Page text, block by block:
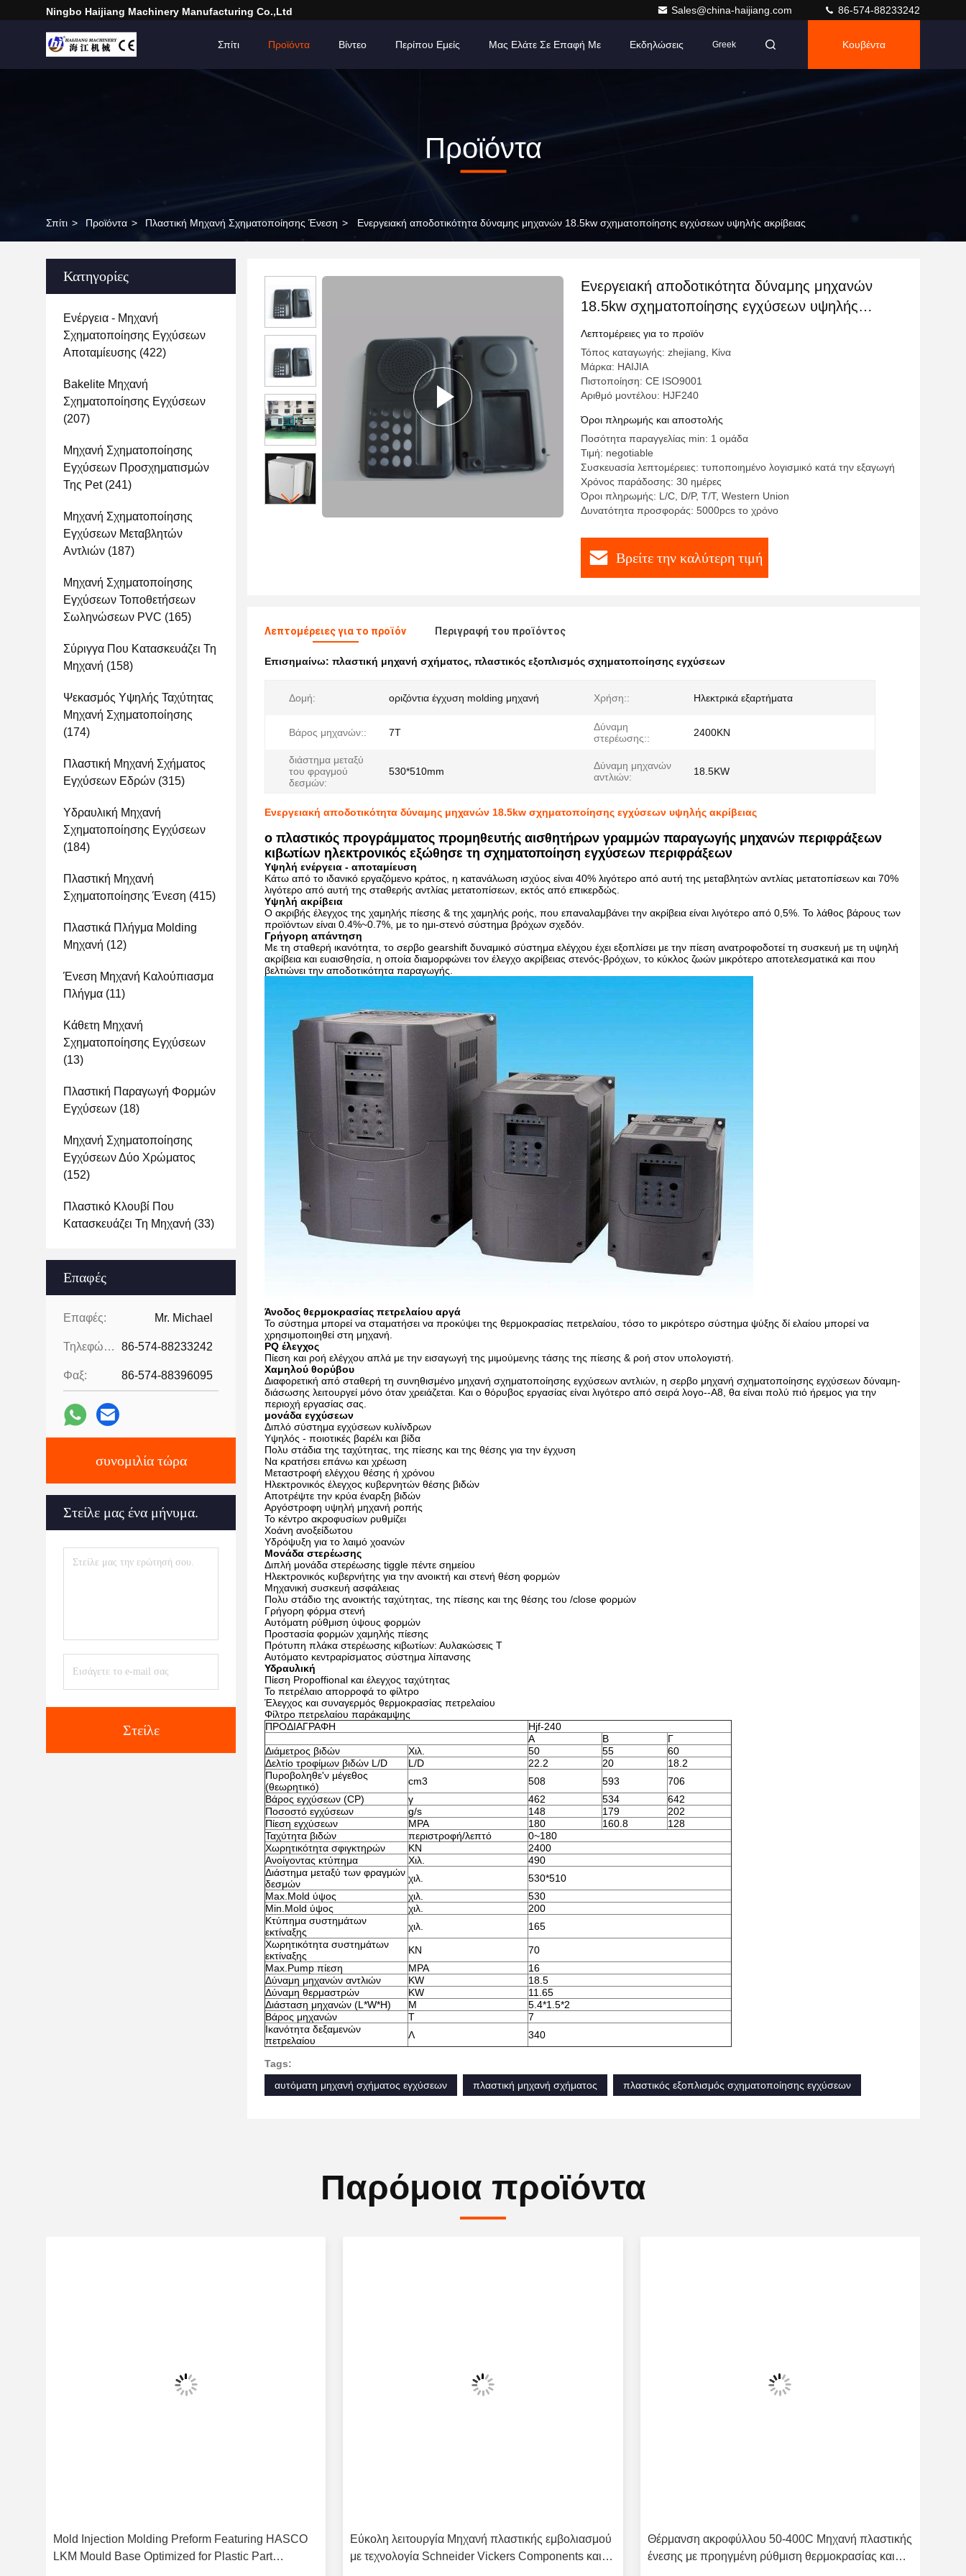
Ningbo Haijiang Machinery Manufacturing Co.,Ltd Sales@china-haijiang.com 86-574-88233242
Σπίτι Προϊόντα Βίντεο Περίπου Εμείς Μας Ελάτε Σε Επαφή Με Εκδηλώσεις Greek Κουβέντα
Προϊόντα
Σπίτι > Προϊόντα > Πλαστική Μηχανή Σχηματοποίησης Ένεση > Ενεργειακή αποδοτικότητα δύναμης μηχανών 18.5kw σχηματοποίησης εγχύσεων υψηλής ακρίβειας
Κατηγορίες
Ενέργεια - Μηχανή
Σχηματοποίησης Εγχύσεων
Αποταμίευσης (422)
Bakelite Μηχανή
Σχηματοποίησης Εγχύσεων
(207)
Μηχανή Σχηματοποίησης
Εγχύσεων Προσχηματισμών
Της Pet(241)
Μηχανή Σχηματοποίησης
Εγχύσεων Μεταβλητών
Αντλιών (187)
Μηχανή Σχηματοποίησης
Εγχύσεων Τοποθετήσεων
Σωληνώσεων PVC (165)
Σύριγγα Που Κατασκευάζει Τη
Μηχανή (158)
Ψεκασμός Υψηλής Ταχύτητας
Μηχανή Σχηματοποίησης
(174)
Πλαστική Μηχανή Σχήματος
Εγχύσεων Εδρών (315)
Υδραυλική Μηχανή
Σχηματοποίησης Εγχύσεων
(184)
Πλαστική Μηχανή
Σχηματοποίησης Ένεση (415)
Πλαστικά Πλήγμα Molding
Μηχανή (12)
Ένεση Μηχανή Καλούπιασμα
Πλήγμα (11)
Κάθετη Μηχανή
Σχηματοποίησης Εγχύσεων
(13)
Πλαστική Παραγωγή Φορμών
Εγχύσεων (18)
Μηχανή Σχηματοποίησης
Εγχύσεων Δύο Χρώματος
(152)
Πλαστικό Κλουβί Που
Κατασκευάζει Τη Μηχανή (33)
Επαφές
Επαφές: Mr. Michael
Τηλεφώνημα: 86-574-88233242
Φαξ: 86-574-88396095
συνομιλία τώρα
Στείλε μας ένα μήνυμα.
Στείλε
Ενεργειακή αποδοτικότητα δύναμης μηχανών
18.5kw σχηματοποίησης εγχύσεων υψηλής
ακρίβειας
Λεπτομέρειες για το προϊόν
Τόπος καταγωγής: zhejiang, Κίνα
Μάρκα: HAIJIA
Πιστοποίηση: CE ISO9001
Αριθμό μοντέλου: HJF240
Όροι πληρωμής και αποστολής
Ποσότητα παραγγελίας min: 1 ομάδα
Τιμή: negotiable
Συσκευασία λεπτομέρειες: τυποποιημένο λογισμικό κατά την εξαγωγή
Χρόνος παράδοσης: 30 ημέρες
Όροι πληρωμής: L/C, D/P, T/T, Western Union
Δυνατότητα προσφοράς: 5000pcs το χρόνο
Βρείτε την καλύτερη τιμή
Λεπτομέρειες για το προϊόν Περιγραφή του προϊόντος
Επισημαίνω: πλαστική μηχανή σχήματος, πλαστικός εξοπλισμός σχηματοποίησης εγχύσεων
Δομή: οριζόντια έγχυση molding μηχανή Χρήση:: Ηλεκτρικά εξαρτήματα
Βάρος μηχανών:: 7T
Δύναμη
στερέωσης::
2400KN
διάστημα μεταξύ
του φραγμού
δεσμών:
530*510mm
Δύναμη μηχανών
αντλιών:
18.5KW
Ενεργειακή αποδοτικότητα δύναμης μηχανών 18.5kw σχηματοποίησης εγχύσεων υψηλής ακρίβειας
ο πλαστικός προγράμματος προμηθευτής αισθητήρων γραμμών παραγωγής μηχανών περιφράξεων
κιβωτίων ηλεκτρονικός εξώθησε τη σχηματοποίηση εγχύσεων περιφράξεων
Υψηλή ενέργεια - αποταμίευση
Κάτω από το ιδανικό εργαζόμενο κράτος, η κατανάλωση ισχύος είναι 40% λιγότερο από αυτή της μεταβλητών αντλίας μετατοπίσεων και 70%
λιγότερο από αυτή της σταθερής αντλίας μετατοπίσεων, εκτός από επικερδώς.
Υψηλή ακρίβεια
Ο ακριβής έλεγχος της χαμηλής πίεσης & της χαμηλής ροής, που επαναλαμβάνει την ακρίβεια είναι λιγότερο από 0,5%. Το λάθος βάρους των
προϊόντων είναι 0.4%~0.7%, με το ημι-στενό σύστημα βρόχων σχεδόν.
Γρήγορη απάντηση
Με τη σταθερή ικανότητα, το σερβο gearshift δυναμικό σύστημα ελέγχου έχει εξοπλίσει με την πίεση ανατροφοδοτεί τη συσκευή με τη υψηλή
ακρίβεια και ευαισθησία, η οποία διαμορφώνει τον έλεγχο ακρίβειας στενός-βρόχων, το κύκλος ζωών μικρότερο αποτελεσματικά και που
βελτιώνει την αποδοτικότητα παραγωγής.
Άνοδος θερμοκρασίας πετρελαίου αργά
Το σύστημα μπορεί να σταματήσει να προκύψει της θερμοκρασίας πετρελαίου, τόσο το μικρότερο σύστημα ψύξης δί ελαίου μπορεί να
χρησιμοποιηθεί στη μηχανή.
PQ έλεγχος
Πίεση και ροή ελέγχου απλά με την εισαγωγή της μιμούμενης τάσης της πίεσης & ροή στον υπολογιστή.
Χαμηλού θορύβου
Διαφορετική από σταθερή τη συνηθισμένο μηχανή σχηματοποίησης εγχύσεων αντλιών, η σερβο μηχανή σχηματοποίησης εγχύσεων δύναμη-
διάσωσης λειτουργεί μόνο όταν χρειάζεται. Και ο θόρυβος εργασίας είναι λιγότερο από σειρά λογο--A8, θα είναι πολύ πιό ήρεμος για την
περιοχή εργασίας σας.
μονάδα εγχύσεων
Διπλό σύστημα εγχύσεων κυλίνδρων
Υψηλός - ποιοτικές βαρέλι και βίδα
Πολυ στάδια της ταχύτητας, της πίεσης και της θέσης για την έγχυση
Να κρατήσει επάνω και χρέωση
Μεταστροφή ελέγχου θέσης ή χρόνου
Ηλεκτρονικός έλεγχος κυβερνητών θέσης βιδών
Αποτρέψτε την κρύα έναρξη βιδών
Αργόστροφη υψηλή μηχανή ροπής
Το κέντρο ακροφυσίων ρυθμίζει
Χοάνη ανοξείδωτου
Υδρόψυξη για το λαιμό χοανών
Μονάδα στερέωσης
Διπλή μονάδα στερέωσης tiggle πέντε σημείου
Ηλεκτρονικός κυβερνήτης για την ανοικτή και στενή θέση φορμών
Μηχανική συσκευή ασφάλειας
Πολυ στάδιο της ανοικτής ταχύτητας, της πίεσης και της θέσης του /close φορμών
Γρήγορη φόρμα στενή
Αυτόματη ρύθμιση ύψους φορμών
Προστασία φορμών χαμηλής πίεσης
Πρότυπη πλάκα στερέωσης κιβωτίων: Αυλακώσεις Τ
Αυτόματο κεντραρίσματος σύστημα λίπανσης
Υδραυλική
Πίεση Propoffional και έλεγχος ταχύτητας
Το πετρέλαιο απορροφά το φίλτρο
Έλεγχος και συναγερμός θερμοκρασίας πετρελαίου
Φίλτρο πετρελαίου παράκαμψης
ΠΡΟΔΙΑΓΡΑΦΗ
Hjf-240
Α
Β
Γ
Διάμετρος βιδών
Χιλ. 50 55
60
Δελτίο τροφίμων βιδών L/D
L/D 22.2 20
18.2
Πυροβοληθε'ν μέγεθος
(θεωρητικό)
cm3 508 593
706
Βάρος εγχύσεων (CP)
γ 462 534
642
Ποσοστό εγχύσεων
g/s 148 179
202
Πίεση εγχύσεων
MPA 180 160.8
128
Ταχύτητα βιδών
περιστροφή/λεπτό
0~180
Χωρητικότητα σφιγκτηρών
KN
2400
Ανοίγοντας κτύπημα
Χιλ.
490
Διάστημα μεταξύ των φραγμών
δεσμών
χιλ.
530*510
Max.Mold ύψος
χιλ.
530
Min.Mold ύψος
χιλ.
200
Κτύπημα συστημάτων
εκτίναξης
χιλ.
165
Χωρητικότητα συστημάτων
εκτίναξης
KN
70
Max.Pump πίεση
MPA
16
Δύναμη μηχανών αντλιών
KW
18.5
Δύναμη θερμαστρών
KW
11.65
Διάσταση μηχανών (L*W*H)
Μ
5.4*1.5*2
Βάρος μηχανών
Τ
7
Ικανότητα δεξαμενών
πετρελαίου
Λ 340
Tags:
αυτόματη μηχανή σχήματος εγχύσεων
πλαστική μηχανή σχήματος πλαστικός εξοπλισμός σχηματοποίησης εγχύσεων
Παρόμοια προϊόντα
Mold Injection Molding Preform Featuring HASCO
LKM Mould Base Optimized for Plastic Part
Εύκολη λειτουργία Μηχανή πλαστικής εμβολιασμού
με τεχνολογία Schneider Vickers Components και
Θέρμανση ακροφύλλου 50-400C Μηχανή πλαστικής
ένεσης με προηγμένη ρύθμιση θερμοκρασίας και